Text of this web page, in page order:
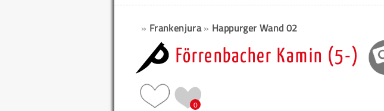
» Frankenjura» Happurger Wand 02
Förrenbacher Kamin (5-)
0